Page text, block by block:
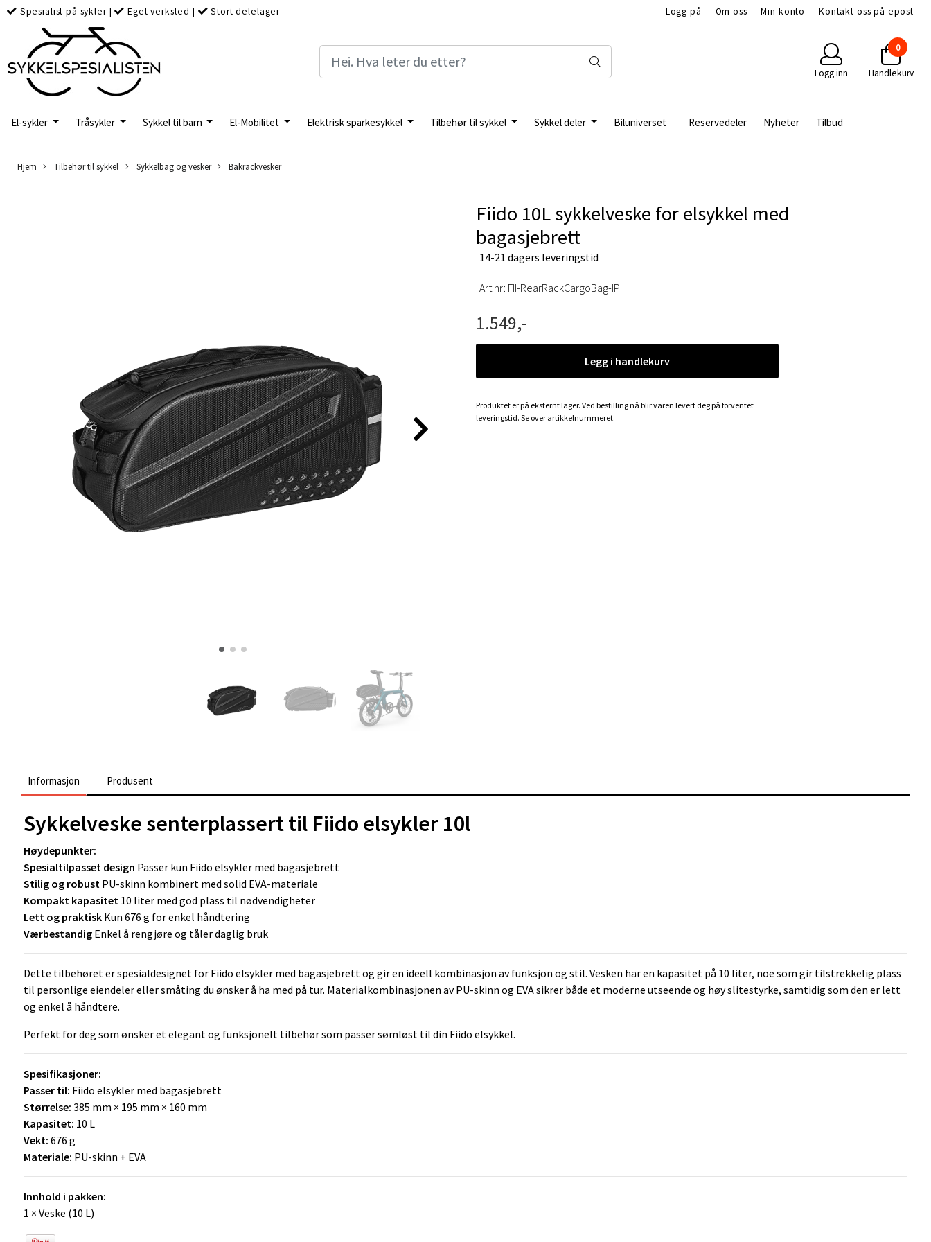
Spesialist på sykler| Eget verksted | Stort delelager Logg på Om oss Min konto Kontakt oss på epost
Logg inn
0
Handlekurv
El-sykler Tråsykler Sykkel til barn El-Mobilitet Elektrisk sparkesykkel Tilbehør til sykkel Sykkel deler Biluniverset Reservedeler Nyheter Tilbud
Hjem Tilbehør til sykkel Sykkelbag og vesker Bakrackvesker
Fiido 10L sykkelveske for elsykkel med
bagasjebrett
14-21 dagers leveringstid
Art.nr: FII-RearRackCargoBag-IP
1.549,-
Legg i handlekurv
Produktet er på eksternt lager. Ved bestilling nå blir varen levert deg på forventet
leveringstid. Se over artikkelnummeret.
Informasjon Produsent
Sykkelveske senterplassert til Fiido elsykler 10l
Høydepunkter:
Spesialtilpasset design Passer kun Fiido elsykler med bagasjebrett
Stilig og robust PU-skinn kombinert med solid EVA-materiale
Kompakt kapasitet 10 liter med god plass til nødvendigheter
Lett og praktisk Kun 676 g for enkel håndtering
Værbestandig Enkel å rengjøre og tåler daglig bruk
Dette tilbehøret er spesialdesignet for Fiido elsykler med bagasjebrett og gir en ideell kombinasjon av funksjon og stil. Vesken har en kapasitet på 10 liter, noe som gir tilstrekkelig plass
til personlige eiendeler eller småting du ønsker å ha med på tur. Materialkombinasjonen av PU-skinn og EVA sikrer både et moderne utseende og høy slitestyrke, samtidig som den er lett
og enkel å håndtere.
Perfekt for deg som ønsker et elegant og funksjonelt tilbehør som passer sømløst til din Fiido elsykkel.
Spesifikasjoner:
Passer til: Fiido elsykler med bagasjebrett
Størrelse: 385 mm × 195 mm × 160 mm
Kapasitet: 10 L
Vekt: 676 g
Materiale: PU-skinn + EVA
Innhold i pakken:
1 × Veske (10 L)